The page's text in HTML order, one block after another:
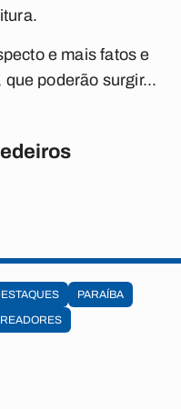
e mais fatos e
poderão surgir...
PARAÍBA